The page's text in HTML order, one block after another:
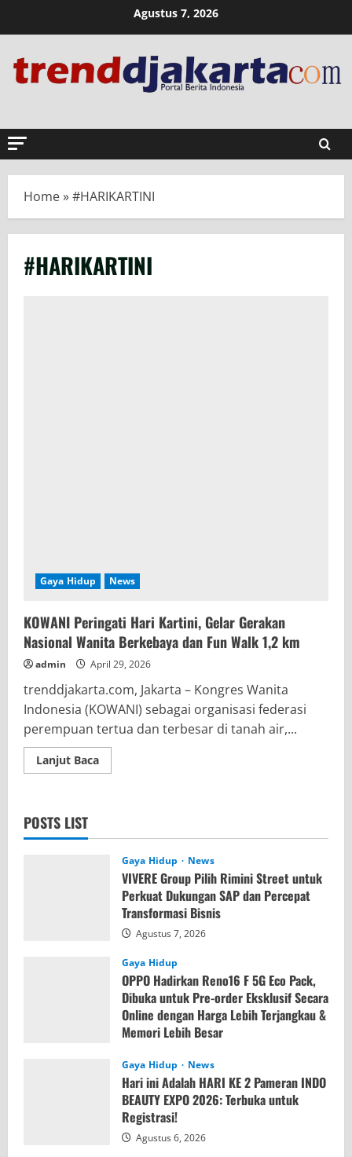
Agustus 7, 2026
Home»#HARIKARTINI
#HARIKARTINI
Gaya Hidup News
KOWANI Peringati Hari Kartini, Gelar Gerakan
Nasional Wanita Berkebaya dan Fun Walk 1,2 km
admin April 29, 2026
trenddjakarta.com, Jakarta – Kongres Wanita
Indonesia (KOWANI) sebagai organisasi federasi
perempuan tertua dan terbesar di tanah air,...
Lanjut BacaRead
more
Gelar
Nasional
Wanita
Berkebaya
Walk
POSTS LIST
Gaya Hidup News
VIVERE Group Pilih Rimini Street untuk
Perkuat Dukungan SAP dan Percepat
Transformasi Bisnis
Agustus 7, 2026
Gaya Hidup
OPPO Hadirkan Reno16 F 5G Eco Pack,
Dibuka untuk Pre-order Eksklusif Secara
Online dengan Harga Lebih Terjangkau &
Memori Lebih Besar
Gaya Hidup
News
Hari ini Adalah HARI KE 2 Pameran INDO
BEAUTY EXPO 2026: Terbuka untuk
Registrasi!
Agustus 6, 2026